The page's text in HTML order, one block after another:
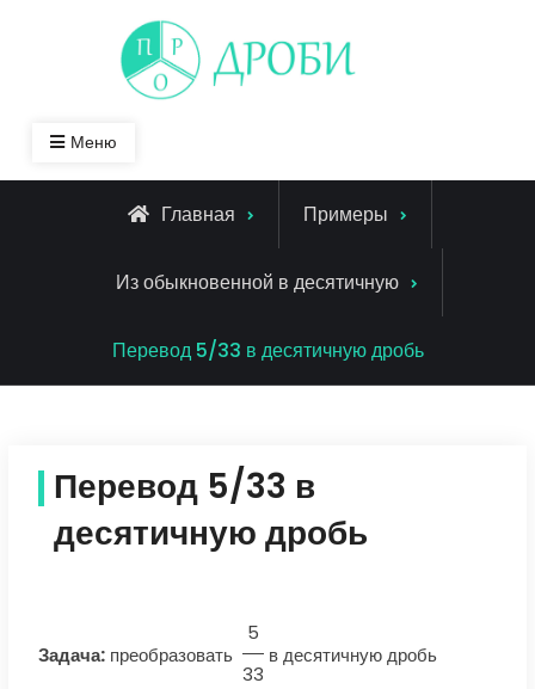
Меню
Главная Примеры
Из обыкновенной в десятичную
Перевод 5/33 в десятичную дробь
Перевод 5/33 в
десятичную дробь
Задача:преобразовать
5
33
в десятичную дробь